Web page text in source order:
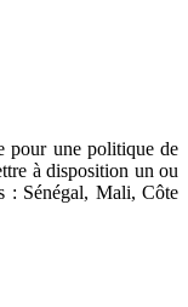
pour une politique de
à disposition un ou
: Sénégal, Mali, Côte